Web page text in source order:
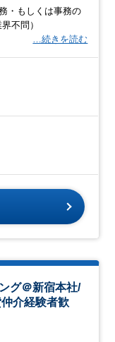
・もしくは事務の
不問）
…続きを読む
グ＠新宿本社/
介経験者歓